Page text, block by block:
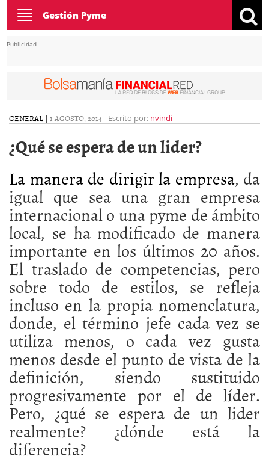
Toggle
navigation
Gestión Pyme
Publicidad
GENERAL | 1 AGOSTO, 2014- Escrito por: nvindi
¿Qué se espera de un lider?
La manera de dirigir la empresa, da
igual que sea una gran empresa
internacional o una pyme de ámbito
local, se ha modificado de manera
importante en los últimos 20 años.
El traslado de competencias, pero
sobre todo de estilos, se refleja
incluso en la propia nomenclatura,
donde, el término jefe cada vez se
utiliza menos, o cada vez gusta
menos desde el punto de vista de la
definición, siendo sustituido
progresivamente por el de líder.
Pero, ¿qué se espera de un lider
realmente? ¿dónde está la
diferencia?